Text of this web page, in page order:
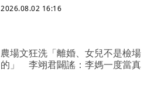
2026.08.02 16:16
農場文狂洗「離婚、女兒不是檢場
的」 李翊君闢謠：李媽一度當真